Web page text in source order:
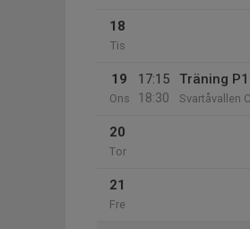
18
Tis
19
Ons
17:15
18:30
Träning
Svartåvallen
20
Tor
21
Fre